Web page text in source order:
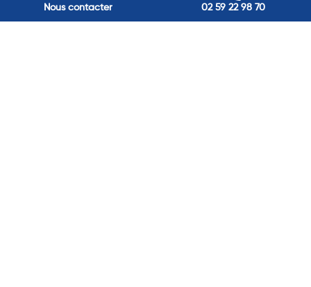
Nous contacter 02 59 22 98 70
Pont-Audemer
9 Rue du Président Georges Pompidou, Pont-Audemer, France